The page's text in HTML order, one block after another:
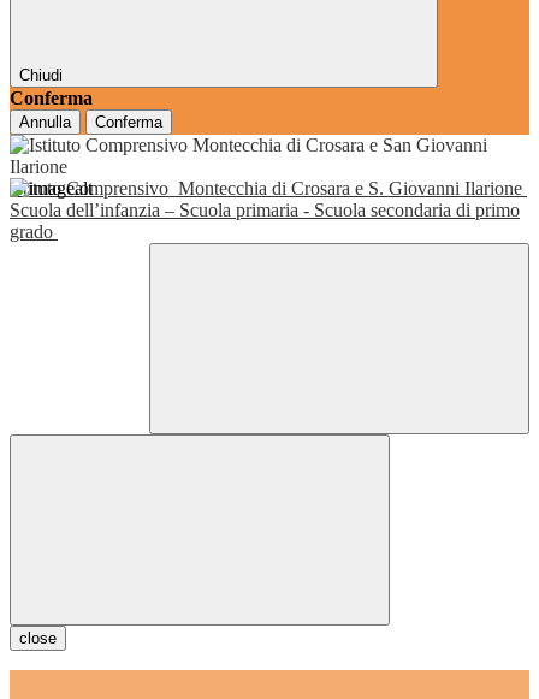
Chiudi
Conferma
Annulla Conferma
Istituto Comprensivo Montecchia di Crosara e S. Giovanni Ilarione
Scuola dell’infanzia – Scuola primaria - Scuola secondaria di primo
grado
close